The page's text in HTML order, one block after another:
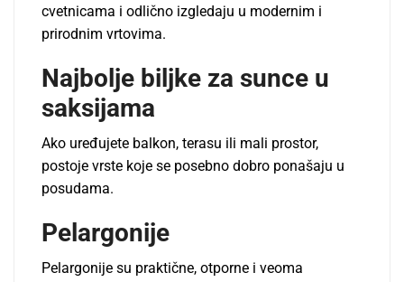
cvetnicama i odlično izgledaju u modernim i
prirodnim vrtovima.
Najbolje biljke za sunce u
saksijama
Ako uređujete balkon, terasu ili mali prostor,
postoje vrste koje se posebno dobro ponašaju u
posudama.
Pelargonije
Pelargonije su praktične, otporne i veoma